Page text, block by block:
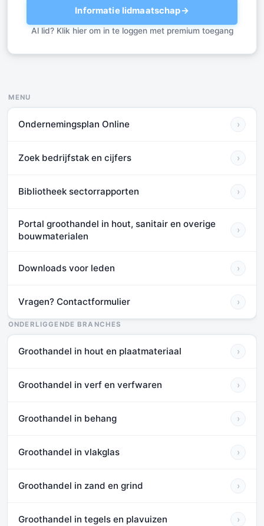
Informatie lidmaatschap→
Al lid? Klik hier om in te loggen met premium toegang
MENU
Ondernemingsplan Online ›
Zoek bedrijfstak en cijfers ›
Bibliotheek sectorrapporten ›
Portal groothandel in hout, sanitair en overige
bouwmaterialen
›
Downloads voor leden ›
Vragen? Contactformulier ›
ONDERLIGGENDE BRANCHES
Groothandel in hout en plaatmateriaal ›
Groothandel in verf en verfwaren ›
Groothandel in behang ›
Groothandel in vlakglas ›
Groothandel in zand en grind ›
Groothandel in tegels en plavuizen ›